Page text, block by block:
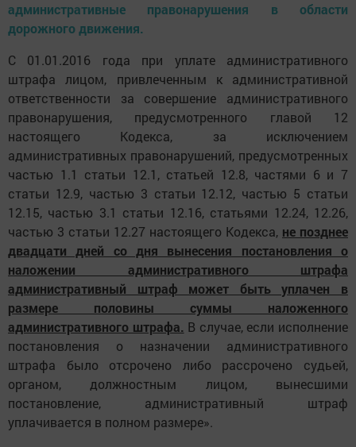
административные правонарушения в области
дорожного движения.
С 01.01.2016 года при уплате административного
штрафа лицом, привлеченным к административной
ответственности за совершение административного
правонарушения, предусмотренного главой 12
настоящего Кодекса, за исключением
административных правонарушений, предусмотренных
частью 1.1 статьи 12.1, статьей 12.8, частями 6 и 7
статьи 12.9, частью 3 статьи 12.12, частью 5 статьи
12.15, частью 3.1 статьи 12.16, статьями 12.24, 12.26,
частью 3 статьи 12.27 настоящего Кодекса, не позднее
двадцати дней со дня вынесения постановления о
наложении административного штрафа
административный штраф может быть уплачен в
размере половины суммы наложенного
административного штрафа. В случае, если исполнение
постановления о назначении административного
штрафа было отсрочено либо рассрочено судьей,
органом, должностным лицом, вынесшими
постановление, административный штраф
уплачивается в полном размере».